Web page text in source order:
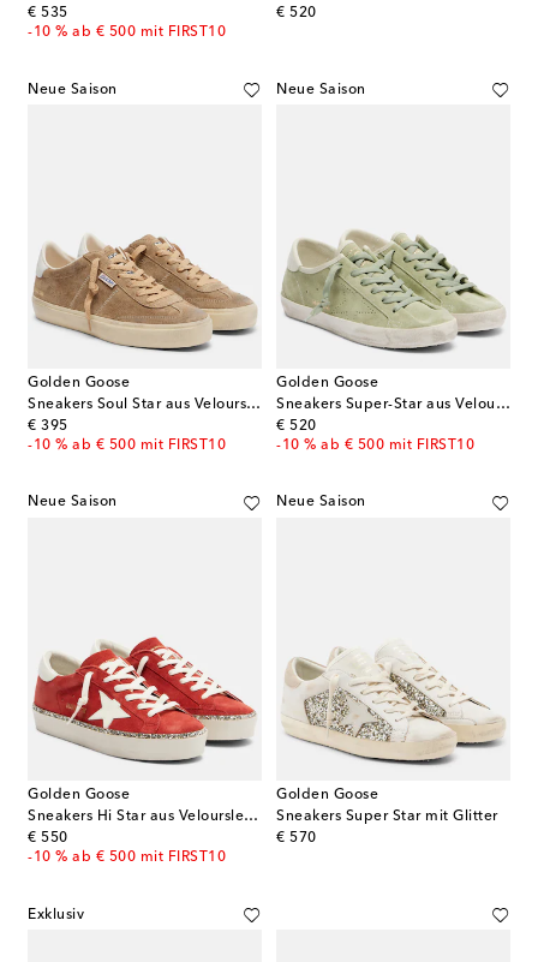
€ 535
original price
-10 % ab € 500 mit FIRST10
€ 520
original price
Neue Saison
Golden Goose
Sneakers Soul Star aus Veloursleder
€ 395
original price
-10 % ab € 500 mit FIRST10
Neue Saison
Golden Goose
Sneakers Super-Star aus Veloursleder
€ 520
original price
-10 % ab € 500 mit FIRST10
Neue Saison
Golden Goose
Sneakers Hi Star aus Veloursleder
€ 550
original price
-10 % ab € 500 mit FIRST10
Neue Saison
Golden Goose
Sneakers Super Star mit Glitter
€ 570
original price
Exklusiv